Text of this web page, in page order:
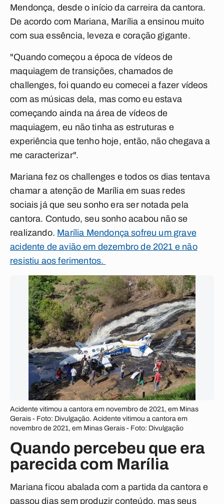
Mendonça, desde o início da carreira da cantora.
De acordo com Mariana, Marília a ensinou muito
com sua essência, leveza e coração gigante.
"Quando começou a época de vídeos de
maquiagem de transições, chamados de
challenges, foi quando eu comecei a fazer vídeos
com as músicas dela, mas como eu estava
começando ainda na área de vídeos de
maquiagem, eu não tinha as estruturas e
experiência que tenho hoje, então, não chegava a
me caracterizar".
Mariana fez os challenges e todos os dias tentava
chamar a atenção de Marília em suas redes
sociais já que seu sonho era ser notada pela
cantora. Contudo, seu sonho acabou não se
realizando. Marília Mendonça sofreu um grave
acidente de avião em dezembro de 2021 e não
resistiu aos ferimentos.
Acidente vitimou a cantora em novembro de 2021, em Minas
Gerais - Foto: Divulgação. Acidente vitimou a cantora em
novembro de 2021, em Minas Gerais - Foto: Divulgação
Quando percebeu que era
parecida com Marília
Mariana ficou abalada com a partida da cantora e
passou dias sem produzir conteúdo, mas seus